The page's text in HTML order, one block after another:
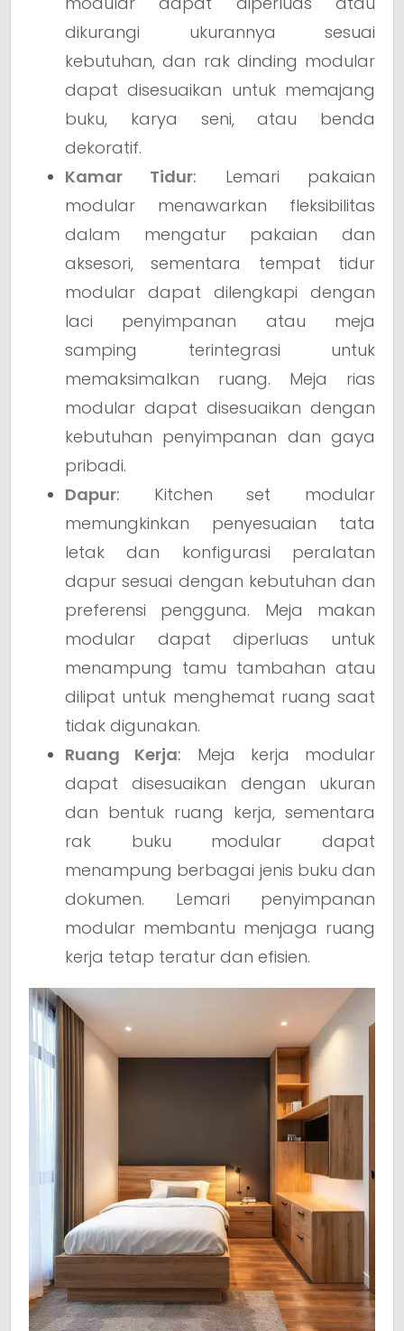
dikurangi ukurannya sesuai
kebutuhan, dan rak dinding modular
dapat disesuaikan untuk memajang
buku, karya seni, atau benda
dekoratif.
Kamar Tidur: Lemari pakaian
modular menawarkan fleksibilitas
dalam mengatur pakaian dan
aksesori, sementara tempat tidur
modular dapat dilengkapi dengan
laci penyimpanan atau meja
samping terintegrasi untuk
memaksimalkan ruang. Meja rias
modular dapat disesuaikan dengan
kebutuhan penyimpanan dan gaya
pribadi.
Dapur: Kitchen set modular
memungkinkan penyesuaian tata
letak dan konfigurasi peralatan
dapur sesuai dengan kebutuhan dan
preferensi pengguna. Meja makan
modular dapat diperluas untuk
menampung tamu tambahan atau
dilipat untuk menghemat ruang saat
tidak digunakan.
Ruang Kerja: Meja kerja modular
dapat disesuaikan dengan ukuran
dan bentuk ruang kerja, sementara
rak buku modular dapat
menampung berbagai jenis buku dan
dokumen. Lemari penyimpanan
modular membantu menjaga ruang
kerja tetap teratur dan efisien.